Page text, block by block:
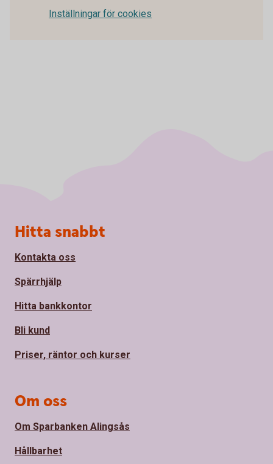
Inställningar för cookies
Sidfot
Hitta snabbt
Kontakta oss
Spärrhjälp
Hitta bankkontor
Bli kund
Priser, räntor och kurser
Om oss
Om Sparbanken Alingsås
Hållbarhet